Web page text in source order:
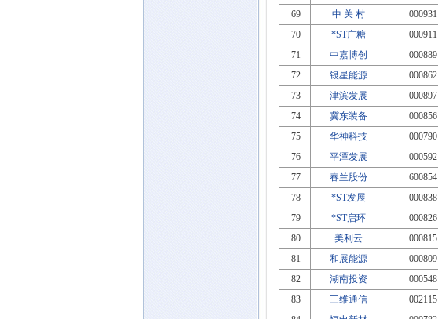
69
中 关 村 000931
70
*ST广糖 000911
71
中嘉博创 000889
72
银星能源 000862
73
津滨发展 000897
74
冀东装备 000856
75
华神科技 000790
76
平潭发展 000592
77
春兰股份 600854
78
*ST发展 000838
79
*ST启环 000826
80
美利云 000815
81
和展能源 000809
82
湖南投资 000548
83
三维通信 002115